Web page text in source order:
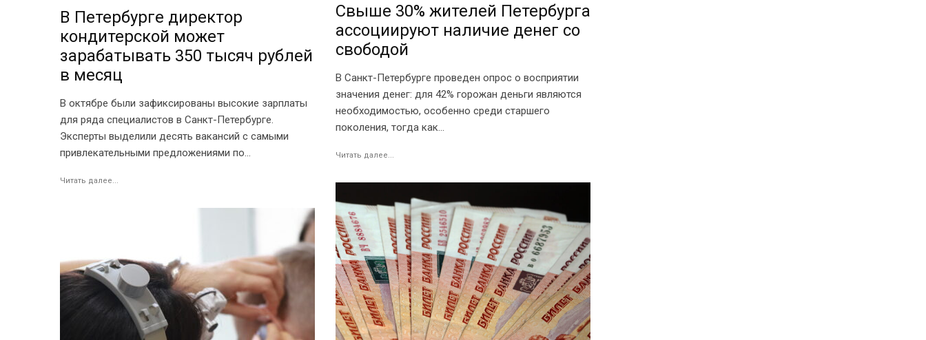
В Петербурге директор
кондитерской может
зарабатывать 350 тысяч рублей
в месяц
В октябре были зафиксированы высокие зарплаты
для ряда специалистов в Санкт-Петербурге.
Эксперты выделили десять вакансий с самыми
привлекательными предложениями по...
Читать далее...
Свыше 30% жителей Петербурга
ассоциируют наличие денег со
свободой
В Санкт-Петербурге проведен опрос о восприятии
значения денег: для 42% горожан деньги являются
необходимостью, особенно среди старшего
поколения, тогда как...
Читать далее...